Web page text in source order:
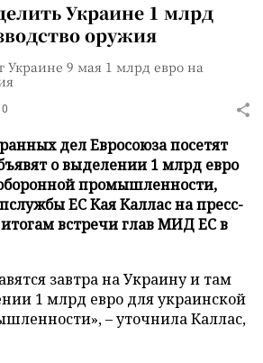
Украине 1 млрд
оружия
Украине 9 мая 1 млрд евро на
0
дел Евросоюза посетят
о выделении 1 млрд евро
промышленности,
ЕС Кая Каллас на пресс-
встречи глав МИД ЕС в
завтра на Украину и там
1 млрд евро для украинской
– уточнила Каллас,